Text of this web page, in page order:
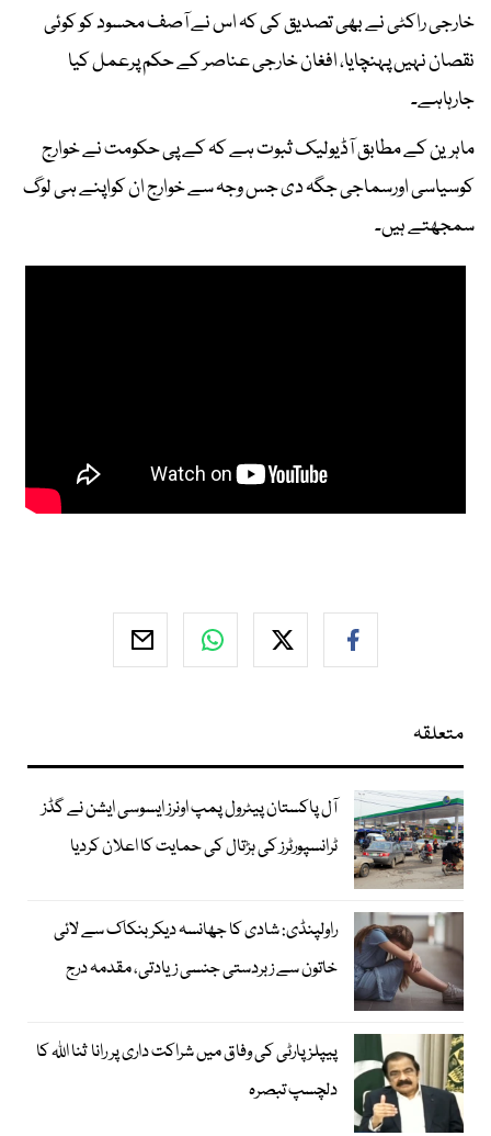
خارجی راکٹی نے بھی تصدیق کی کہ اس نے آصف محسود کو کوئی
نقصان نہیں پہنچایا، افغان خارجی عناصر کے حکم پرعمل کیا
جارہاہے۔
ماہرین کے مطابق آڈیولیک ثبوت ہے کہ کے پی حکومت نے خوارج
کوسیاسی اورسماجی جگہ دی جس وجہ سے خوارج ان کواپنے ہی لوگ
سمجھتے ہیں۔
متعلقہ
آل پاکستان پیٹرول پمپ اونرز ایسوسی ایشن نے گڈز
ٹرانسپورٹرز کی ہڑتال کی حمایت کا اعلان کردیا
راولپنڈی: شادی کا جھانسہ دیکر بنکاک سے لائی
خاتون سے زبردستی جنسی زیادتی، مقدمہ درج
پیپلز پارٹی کی وفاق میں شراکت داری پر رانا ثنا اللہ کا
دلچسپ تبصرہ